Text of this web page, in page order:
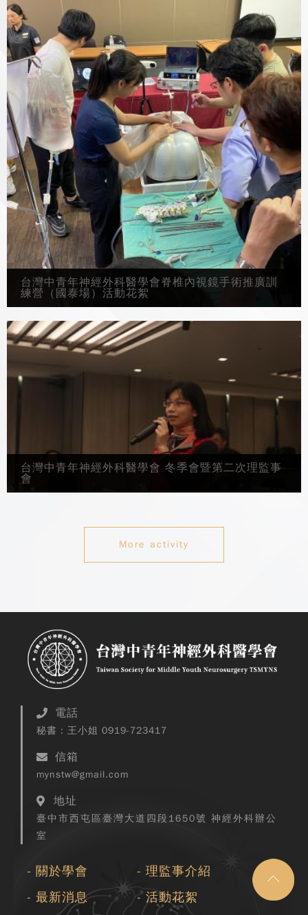
Taiwan
台灣中青年神經外科醫學會脊椎內視鏡手術推廣訓
練營（國泰場）活動花絮
台灣中青年神經外科醫學會 冬季會暨第二次理監事
會
More activity
電話
秘書：王小姐 0919-723417
信箱
mynstw@gmail.com
地址
臺中市西屯區臺灣大道四段1650號 神經外科辦公
室
關於學會
理監事介紹
最新消息
活動花絮